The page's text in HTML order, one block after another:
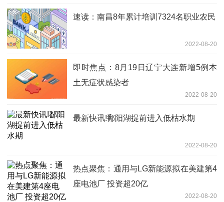
速读：南昌8年累计培训7324名职业农民
2022-08-20
即时焦点：8月19日辽宁大连新增5例本
土无症状感染者
2022-08-20
最新快讯!鄱阳湖提前进入低枯水期
2022-08-20
热点聚焦：通用与LG新能源拟在美建第4
座电池厂 投资超20亿
2022-08-20